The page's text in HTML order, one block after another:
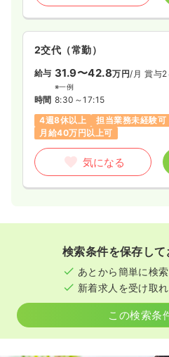
2交代（常勤）
給与 31.9〜42.8万円/月 賞与2
※一例
時間 8:30～17:15
4週8休以上
担当業務未経験可
月給40万円以上可
気になる
検索条件を保存して
あとから簡単に検索
新着求人を受け取
この検索条